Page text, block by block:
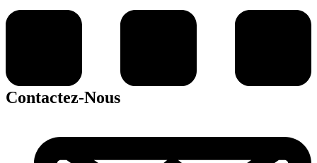
Contactez-Nous